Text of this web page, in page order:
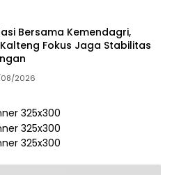
Bersama Kemendagri,
Fokus Jaga Stabilitas
2026